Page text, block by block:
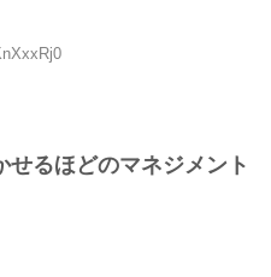
せるほどのマネジメント